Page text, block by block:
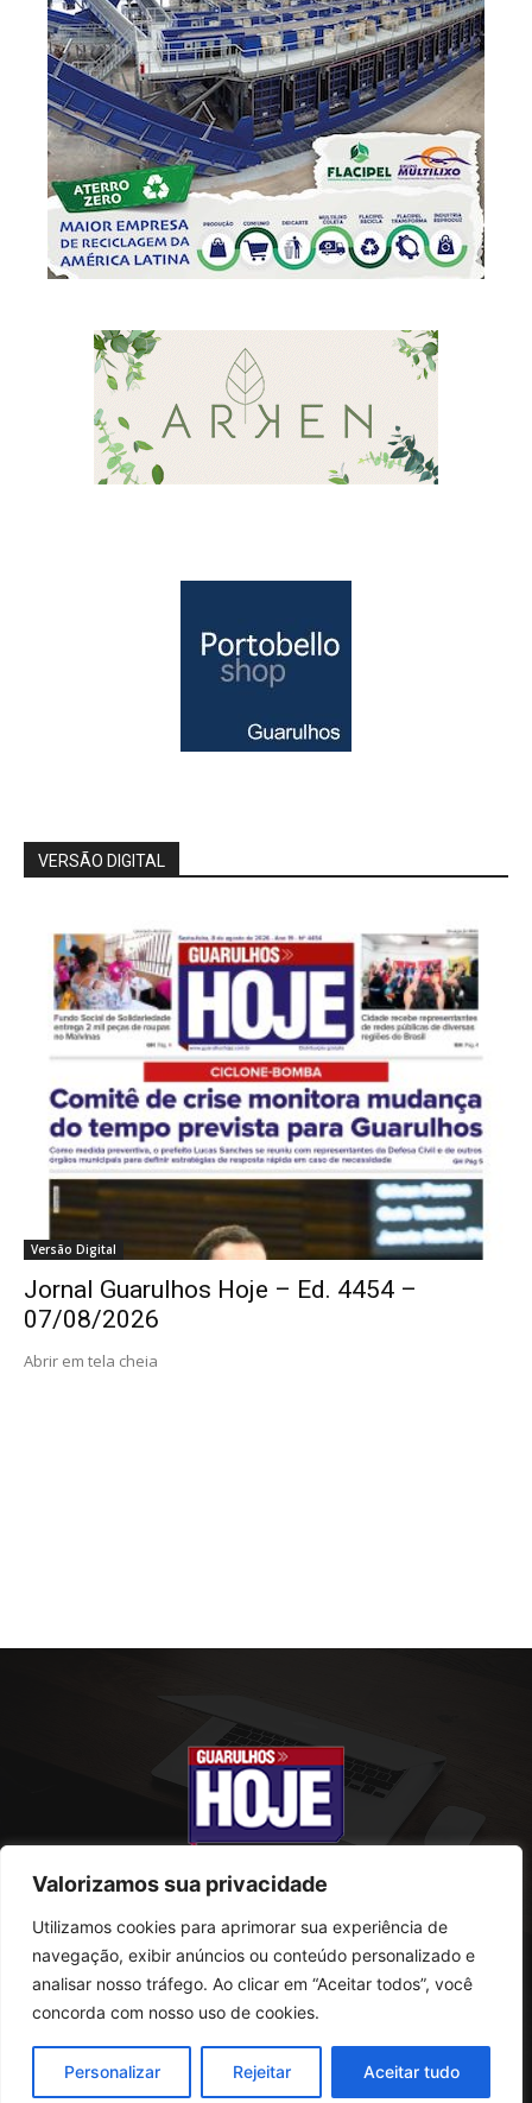
Valorizamos sua privacidade
Utilizamos cookies para aprimorar sua experiência de
navegação, exibir anúncios ou conteúdo personalizado e
analisar nosso tráfego. Ao clicar em “Aceitar todos”, você
concorda com nosso uso de cookies.
Personalizar Rejeitar Aceitar tudo
VERSÃO DIGITAL
Versão Digital
Jornal Guarulhos Hoje – Ed. 4454 –
07/08/2026
Abrir em tela cheia
SOBRE NÓS
Rua Conselheiro Antonio Prado, 121
CEP: 07095-180
Telefone: (11) 2823-0800